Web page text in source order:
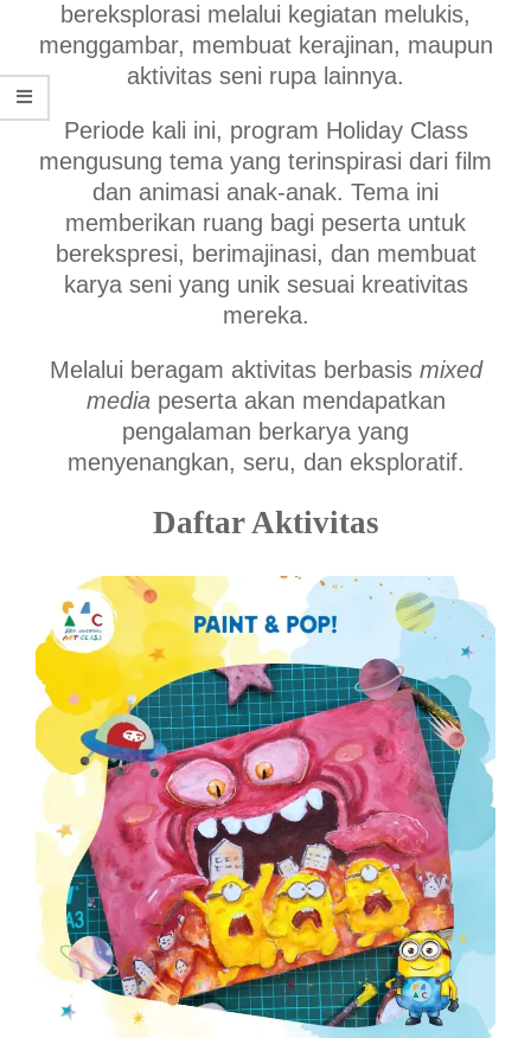
bereksplorasi melalui kegiatan melukis,
menggambar, membuat kerajinan, maupun
aktivitas seni rupa lainnya.
Periode kali ini, program Holiday Class
mengusung tema yang terinspirasi dari film
dan animasi anak-anak. Tema ini
memberikan ruang bagi peserta untuk
berekspresi, berimajinasi, dan membuat
karya seni yang unik sesuai kreativitas
mereka.
Melalui beragam aktivitas berbasis mixed
media peserta akan mendapatkan
pengalaman berkarya yang
menyenangkan, seru, dan eksploratif.
Daftar Aktivitas